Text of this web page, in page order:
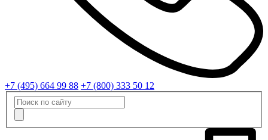
+7 (495) 664 99 88 +7 (800) 333 50 12